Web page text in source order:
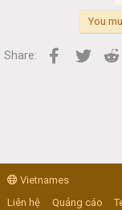
You
Share: Facebook
Twitter
Vietnames
Liên hệ
Quảng cáo